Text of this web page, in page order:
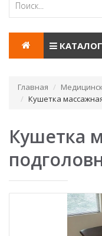
КАТАЛОГ
Главная
Кушетка
Кушетка